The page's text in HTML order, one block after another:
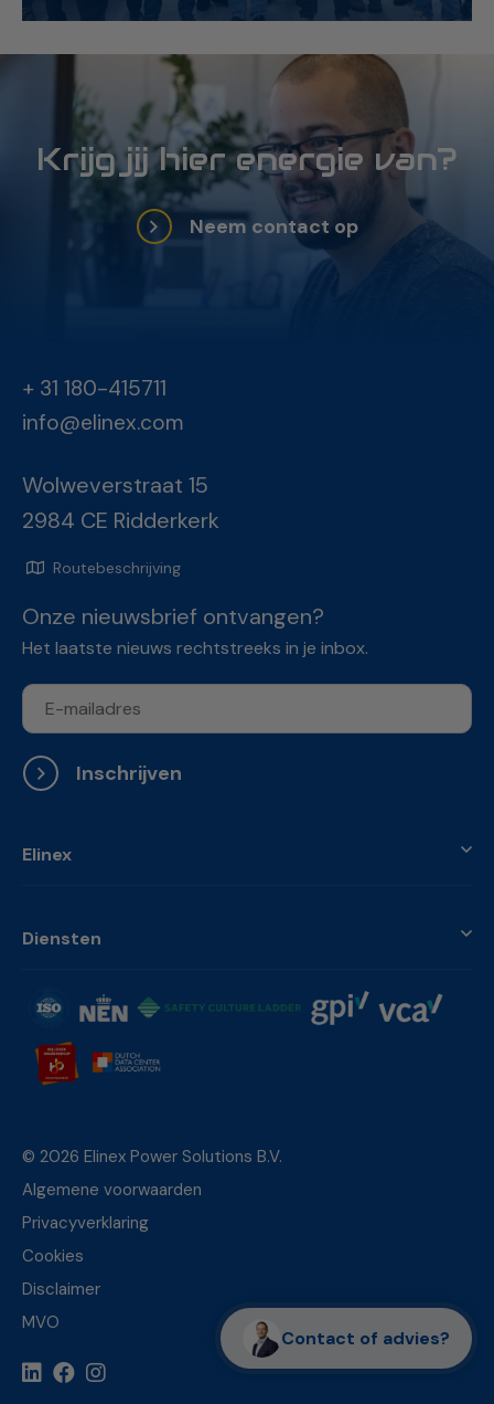
Contact of advies?
Krijg jij hier energie van?
Neem contact op
+ 31 180-415711
info@elinex.com
Wolweverstraat 15
2984 CE Ridderkerk
Routebeschrijving
Onze nieuwsbrief ontvangen?
Het laatste nieuws rechtstreeks in je inbox.
Inschrijven
Elinex
Diensten
© 2026 Elinex Power Solutions B.V.
Algemene voorwaarden
Privacyverklaring
Cookies
Disclaimer
MVO